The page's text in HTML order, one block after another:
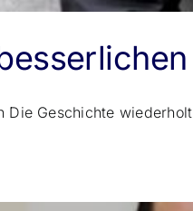
Die Geschichte